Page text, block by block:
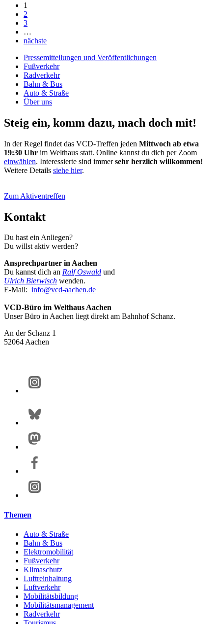
1
2
3
…
nächste
Pressemitteilungen und Veröffentlichungen
Fußverkehr
Radverkehr
Bahn & Bus
Auto & Straße
Über uns
Steig ein, komm dazu, mach doch mit!
In der Regel findet das VCD-Treffen jeden Mittwoch ab etwa
19:30 Uhr im Welthaus statt. Online kannst du dich per Zoom
einwählen. Interessierte sind immersehr herzlich willkommen!
Weitere Details siehe hier.
Zum Aktiventreffen
Kontakt
Du hast ein Anliegen?
Du willst aktiv werden?
Ansprechpartner in Aachen
Du kannst dich an Ralf Oswald und
Ulrich Bierwisch wenden.
E-Mail: info@vcd-aachen.de
VCD-Büro im Welthaus Aachen
Unser Büro in Aachen liegt direkt am Bahnhof Schanz.
An der Schanz 1
52064 Aachen
Themen
Auto & Straße
Bahn & Bus
Elektromobilität
Fußverkehr
Klimaschutz
Luftreinhaltung
Luftverkehr
Mobilitätsbildung
Mobilitätsmanagement
Radverkehr